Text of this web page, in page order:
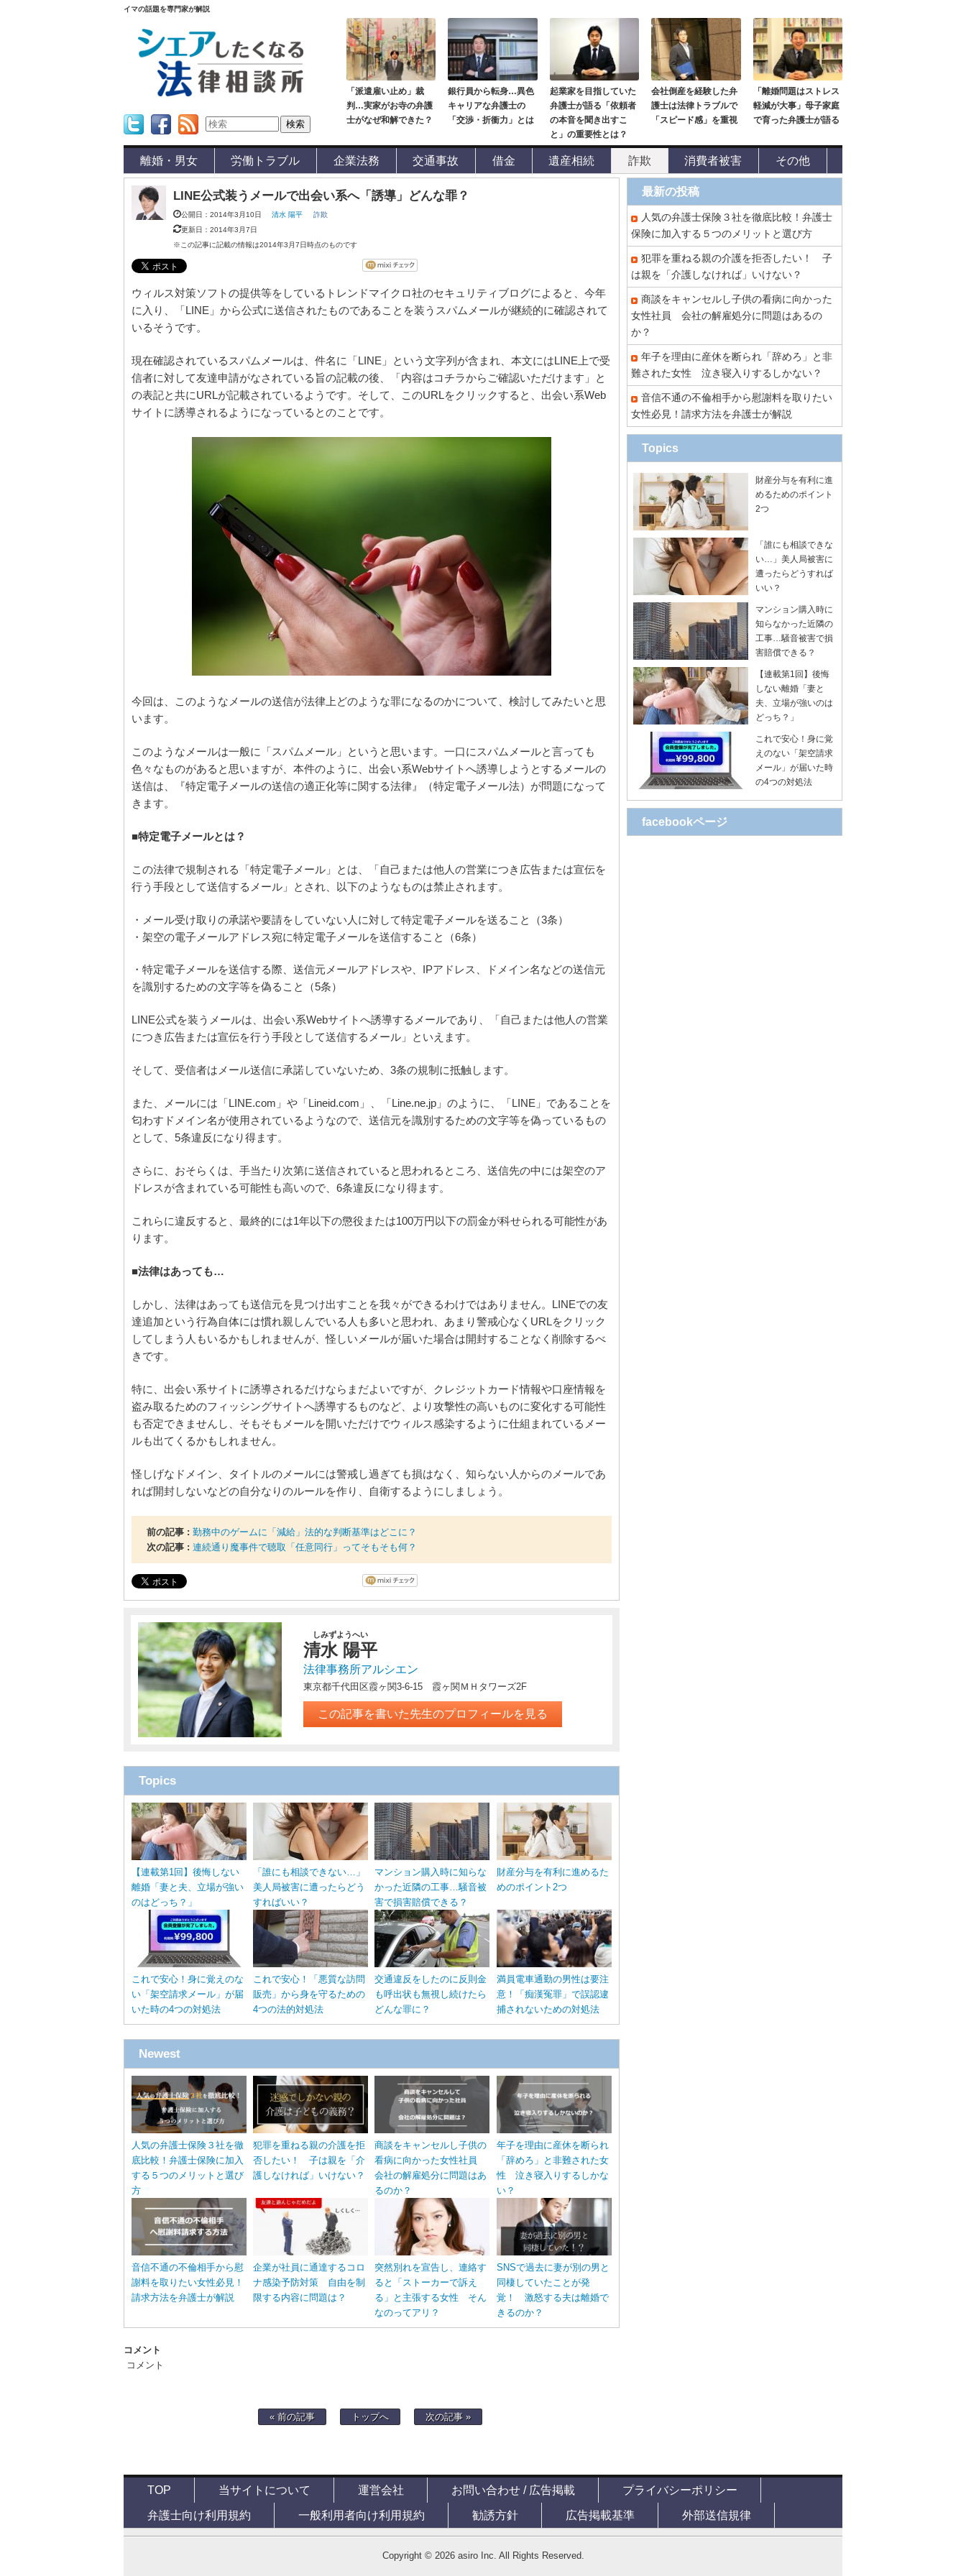
イマの話題を専門家が解説
「派遣雇い止め」裁
判…実家がお寺の弁護
士がなぜ和解できた？
銀行員から転身…異色
キャリアな弁護士の
「交渉・折衝力」とは
起業家を目指していた
弁護士が語る「依頼者
の本音を聞き出すこ
と」の重要性とは？
会社倒産を経験した弁
護士は法律トラブルで
「スピード感」を重視
「離婚問題はストレス
軽減が大事」母子家庭
で育った弁護士が語る
離婚・男女 労働トラブル 企業法務 交通事故 借金 遺産相続 詐欺 消費者被害 その他
LINE公式装うメールで出会い系へ「誘導」どんな罪？
公開日：2014年3月10日 清水 陽平
詐欺
更新日：2014年3月7日
※この記事に記載の情報は2014年3月7日時点のものです
ウィルス対策ソフトの提供等をしているトレンドマイクロ社のセキュリティブログによると、今年
に入り、「LINE」から公式に送信されたものであることを装うスパムメールが継続的に確認されて
いるそうです。
現在確認されているスパムメールは、件名に「LINE」という文字列が含まれ、本文にはLINE上で受
信者に対して友達申請がなされている旨の記載の後、「内容はコチラからご確認いただけます」と
の表記と共にURLが記載されているようです。そして、このURLをクリックすると、出会い系Web
サイトに誘導されるようになっているとのことです。
今回は、このようなメールの送信が法律上どのような罪になるのかについて、検討してみたいと思
います。
このようなメールは一般に「スパムメール」というと思います。一口にスパムメールと言っても
色々なものがあると思いますが、本件のように、出会い系Webサイトへ誘導しようとするメールの
送信は、『特定電子メールの送信の適正化等に関する法律』（特定電子メール法）が問題になって
きます。
■特定電子メールとは？
この法律で規制される「特定電子メール」とは、「自己または他人の営業につき広告または宣伝を
行う手段として送信するメール」とされ、以下のようなものは禁止されます。
・メール受け取りの承諾や要請をしていない人に対して特定電子メールを送ること（3条）
・架空の電子メールアドレス宛に特定電子メールを送信すること（6条）
・特定電子メールを送信する際、送信元メールアドレスや、IPアドレス、ドメイン名などの送信元
を識別するための文字等を偽ること（5条）
LINE公式を装うメールは、出会い系Webサイトへ誘導するメールであり、「自己または他人の営業
につき広告または宣伝を行う手段として送信するメール」といえます。
そして、受信者はメール送信に承諾していないため、3条の規制に抵触します。
また、メールには「LINE.com」や「Lineid.com」、「Line.ne.jp」のように、「LINE」であることを
匂わすドメイン名が使用されているようなので、送信元を識別するための文字等を偽っているもの
として、5条違反になり得ます。
さらに、おそらくは、手当たり次第に送信されていると思われるところ、送信先の中には架空のア
ドレスが含まれている可能性も高いので、6条違反になり得ます。
これらに違反すると、最終的には1年以下の懲役または100万円以下の罰金が科せられる可能性があ
ります。
■法律はあっても…
しかし、法律はあっても送信元を見つけ出すことを我々ができるわけではありません。LINEでの友
達追加という行為自体には慣れ親しんでいる人も多いと思われ、あまり警戒心なくURLをクリック
してしまう人もいるかもしれませんが、怪しいメールが届いた場合は開封することなく削除するべ
きです。
特に、出会い系サイトに誘導されるだけならまだよいですが、クレジットカード情報や口座情報を
盗み取るためのフィッシングサイトへ誘導するものなど、より攻撃性の高いものに変化する可能性
も否定できませんし、そもそもメールを開いただけでウィルス感染するように仕組まれているメー
ルも出てくるかもしれません。
怪しげなドメイン、タイトルのメールには警戒し過ぎても損はなく、知らない人からのメールであ
れば開封しないなどの自分なりのルールを作り、自衛するようにしましょう。
前の記事 : 勤務中のゲームに「減給」法的な判断基準はどこに？
次の記事 : 連続通り魔事件で聴取「任意同行」ってそもそも何？
清水 陽平
しみずようへい
法律事務所アルシエン
東京都千代田区霞ヶ関3-6-15 霞ヶ関ＭＨタワーズ2F
この記事を書いた先生のプロフィールを見る
Topics
【連載第1回】後悔しない
離婚「妻と夫、立場が強い
のはどっち？」
「誰にも相談できない…」
美人局被害に遭ったらどう
すればいい？
マンション購入時に知らな
かった近隣の工事…騒音被
害で損害賠償できる？
財産分与を有利に進めるた
めのポイント2つ
これで安心！身に覚えのな
い「架空請求メール」が届
いた時の4つの対処法
これで安心！「悪質な訪問
販売」から身を守るための
4つの法的対処法
交通違反をしたのに反則金
も呼出状も無視し続けたら
どんな罪に？
満員電車通勤の男性は要注
意！「痴漢冤罪」で誤認逮
捕されないための対処法
Newest
人気の弁護士保険３社を徹
底比較！弁護士保険に加入
する５つのメリットと選び
方
犯罪を重ねる親の介護を拒
否したい！ 子は親を「介
護しなければ」いけない？
商談をキャンセルし子供の
看病に向かった女性社員
会社の解雇処分に問題はあ
るのか？
年子を理由に産休を断られ
「辞めろ」と非難された女
性 泣き寝入りするしかな
い？
音信不通の不倫相手から慰
謝料を取りたい女性必見！
請求方法を弁護士が解説
企業が社員に通達するコロ
ナ感染予防対策 自由を制
限する内容に問題は？
突然別れを宣告し、連絡す
ると「ストーカーで訴え
る」と主張する女性 そん
なのってアリ？
SNSで過去に妻が別の男と
同棲していたことが発
覚！ 激怒する夫は離婚で
きるのか？
コメント
コメント
« 前の記事 トップへ 次の記事 »
最新の投稿
人気の弁護士保険３社を徹底比較！弁護士
保険に加入する５つのメリットと選び方
犯罪を重ねる親の介護を拒否したい！ 子
は親を「介護しなければ」いけない？
商談をキャンセルし子供の看病に向かった
女性社員 会社の解雇処分に問題はあるの
か？
年子を理由に産休を断られ「辞めろ」と非
難された女性 泣き寝入りするしかない？
音信不通の不倫相手から慰謝料を取りたい
女性必見！請求方法を弁護士が解説
Topics
財産分与を有利に進
めるためのポイント
2つ
「誰にも相談できな
い…」美人局被害に
遭ったらどうすれば
いい？
マンション購入時に
知らなかった近隣の
工事…騒音被害で損
害賠償できる？
【連載第1回】後悔
しない離婚「妻と
夫、立場が強いのは
どっち？」
これで安心！身に覚
えのない「架空請求
メール」が届いた時
の4つの対処法
facebookページ
TOP 当サイトについて 運営会社 お問い合わせ / 広告掲載
プライバシーポリシー
弁護士向け利用規約
一般利用者向け利用規約 勧誘方針 広告掲載基準 外部送信規律
Copyright © 2026 asiro Inc. All Rights Reserved.